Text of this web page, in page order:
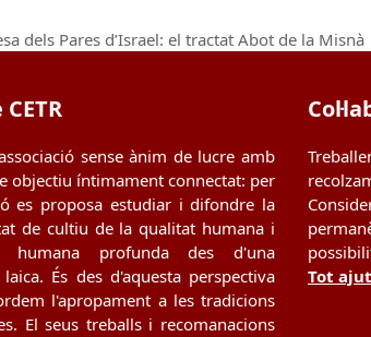
dels Pares d’Israel: el tractat Abot de la Misnà
sense ànim de lucre amb
objectiu íntimament connectat: per
es proposa estudiar i difondre la
de cultiu de la qualitat humana i
humana profunda des d'una
laica. És des d'aquesta perspectiva
l'apropament a les tradicions
El seus treballs i recomanacions
Tot